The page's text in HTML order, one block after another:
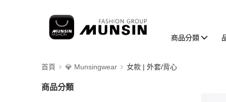
商品分類
首頁 💎 Munsingwear 女款 | 外套/背心
商品分類